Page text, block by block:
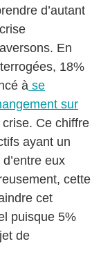
d’autant
En
18%
à se
sur
Ce chiffre
ayant un
eux
cette
cet
puisque 5%
de